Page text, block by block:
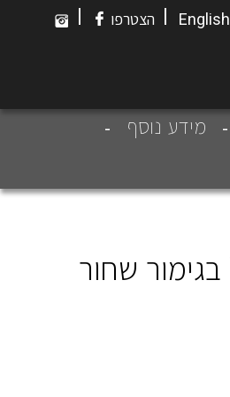
English
| הצטרפו |
מידע נוסף
מוט התקנה באורך 50 סמ Wallstoris בגימור שחור